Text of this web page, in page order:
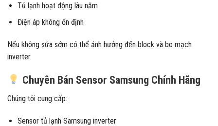
Tủ lạnh hoạt động lâu năm
Điện áp không ổn định
Nếu không sửa sớm có thể ảnh hưởng đến block và bo mạch
inverter.
Chuyên Bán Sensor Samsung Chính Hãng
Chúng tôi cung cấp:
Sensor tủ lạnh Samsung inverter